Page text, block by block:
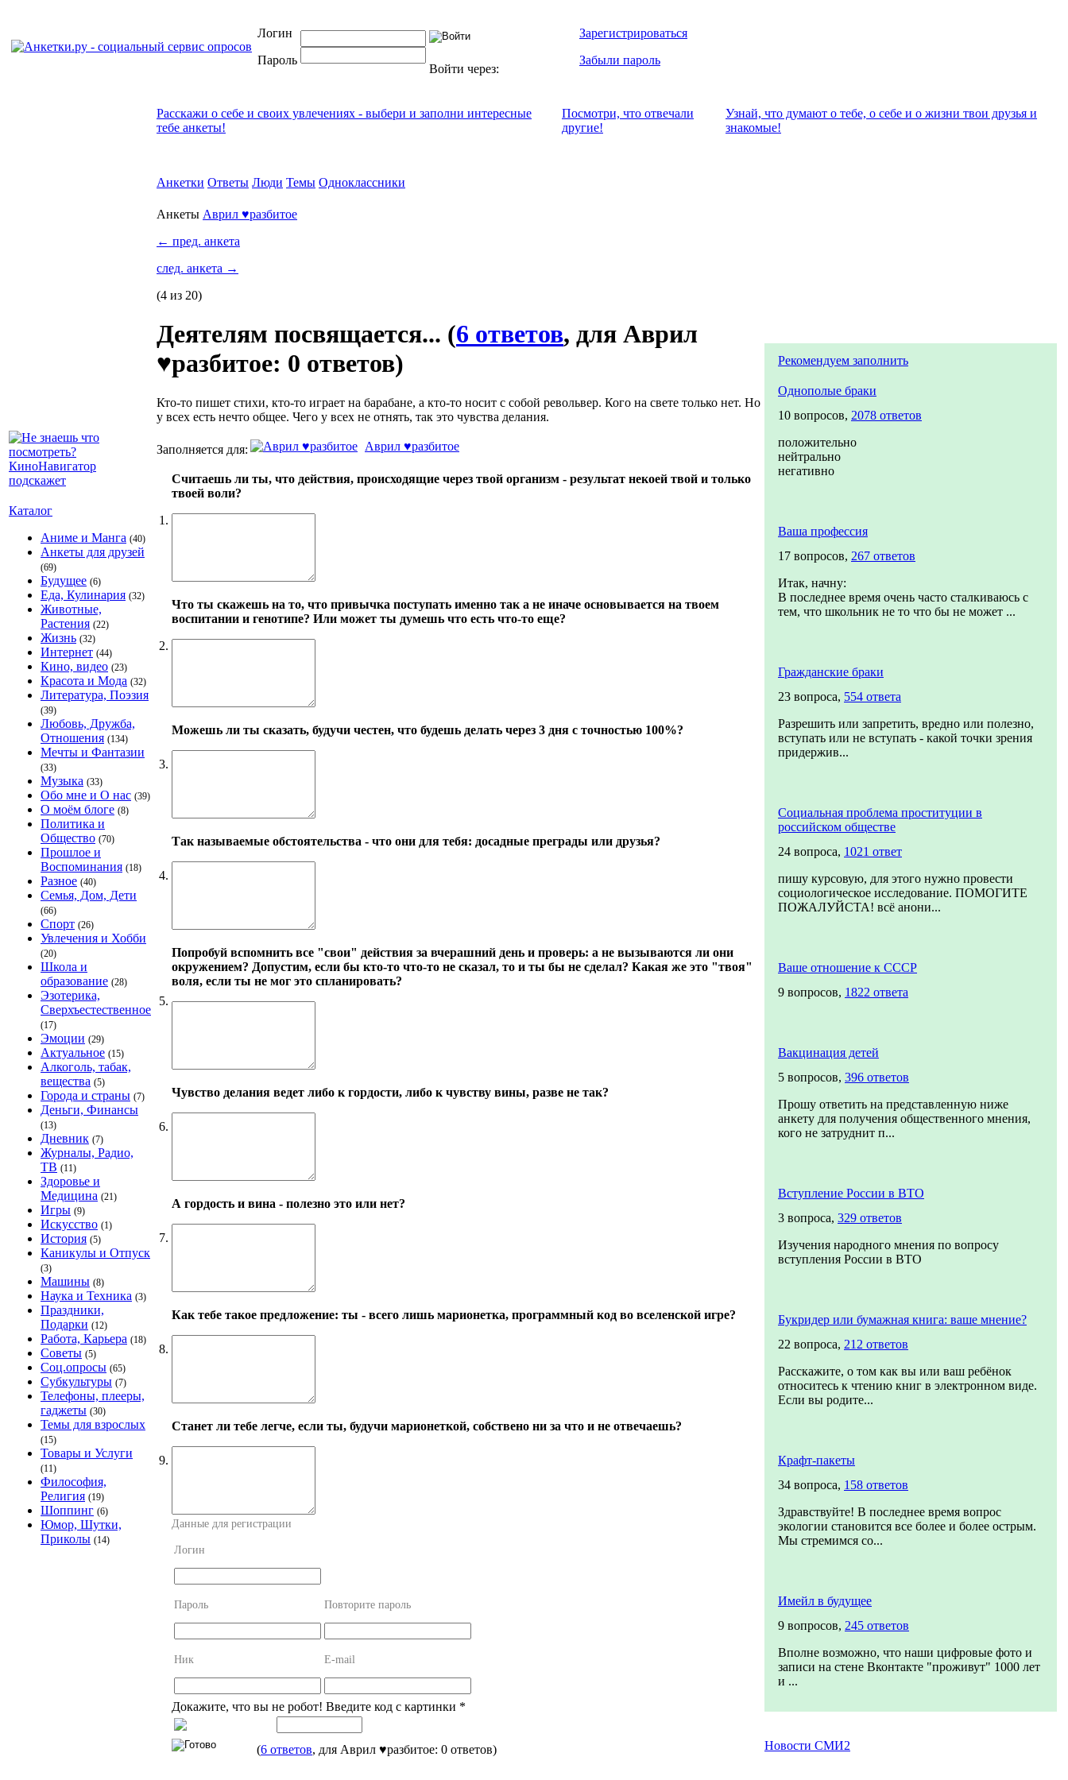
Логин
Пароль
Войти через:
Зарегистрироваться
Забыли пароль
Каталог
Аниме и Манга (40)
Анкеты для друзей
(69)
Будущее (6)
Еда, Кулинария (32)
Животные,
Растения (22)
Жизнь (32)
Интернет (44)
Кино, видео (23)
Красота и Мода (32)
Литература, Поэзия
(39)
Любовь, Дружба,
Отношения (134)
Мечты и Фантазии
(33)
Музыка (33)
Обо мне и О нас (39)
О моём блоге (8)
Политика и
Общество (70)
Прошлое и
Воспоминания (18)
Разное (40)
Семья, Дом, Дети
(66)
Спорт (26)
Увлечения и Хобби
(20)
Школа и
образование (28)
Эзотерика,
Сверхъестественное
(17)
Эмоции (29)
Актуальное (15)
Алкоголь, табак,
вещества (5)
Города и страны (7)
Деньги, Финансы
(13)
Дневник (7)
Журналы, Радио,
ТВ (11)
Здоровье и
Медицина (21)
Игры (9)
Искусство (1)
История (5)
Каникулы и Отпуск
(3)
Машины (8)
Наука и Техника (3)
Праздники,
Подарки (12)
Работа, Карьера (18)
Советы (5)
Соц.опросы (65)
Субкультуры (7)
Телефоны, плееры,
гаджеты (30)
Темы для взрослых
(15)
Товары и Услуги
(11)
Философия,
Религия (19)
Шоппинг (6)
Юмор, Шутки,
Приколы (14)
Расскажи о себе и своих увлечениях - выбери и заполни интересные
тебе анкеты!
Посмотри, что отвeчали
другие!
Узнай, что думают о тебе, о себе и о жизни твои друзья и
знакомые!
Анкетки Ответы Люди Темы Одноклассники
Анкеты Аврил ♥разбитое
← пред. анкета
след. анкета →
(4 из 20)
Деятелям посвящается... (6 ответов, для Аврил
♥разбитое: 0 ответов)
Кто-то пишет стихи, кто-то играет на барабане, а кто-то носит с собой револьвер. Кого на свете только нет. Но
у всех есть нечто общее. Чего у всех не отнять, так это чувства делания.
Заполняется для: Аврил ♥разбитое
1.
Считаешь ли ты, что действия, происходящие через твой организм - результат некоей твой и только
твоей воли?
2.
Что ты скажешь на то, что привычка поступать именно так а не иначе основывается на твоем
воспитании и генотипе? Или может ты думешь что есть что-то еще?
3.
Можешь ли ты сказать, будучи честен, что будешь делать через 3 дня с точностью 100%?
4.
Так называемые обстоятельства - что они для тебя: досадные преграды или друзья?
5.
Попробуй вспомнить все "свои" действия за вчерашний день и проверь: а не вызываются ли они
окружением? Допустим, если бы кто-то что-то не сказал, то и ты бы не сделал? Какая же это "твоя"
воля, если ты не мог это спланировать?
6.
Чувство делания ведет либо к гордости, либо к чувству вины, разве не так?
7.
А гордость и вина - полезно это или нет?
8.
Как тебе такое предложение: ты - всего лишь марионетка, программный код во вселенской игре?
9.
Станет ли тебе легче, если ты, будучи марионеткой, собствено ни за что и не отвечаешь?
Данные для регистрации
Логин
Пароль Повторите пароль
Ник E-mail
Докажите, что вы не робот! Введите код с картинки *
(6 ответов, для Аврил ♥разбитое: 0 ответов)
Рекомендуем заполнить
Однополые браки
10 вопросов, 2078 ответов
положительно
нейтрально
негативно
Ваша профессия
17 вопросов, 267 ответов
Итак, начну:
В последнее время очень часто сталкиваюсь с
тем, что школьник не то что бы не может ...
Гражданские браки
23 вопроса, 554 ответа
Разрешить или запретить, вредно или полезно,
вступать или не вступать - какой точки зрения
придержив...
Социальная проблема проституции в
российском обществе
24 вопроса, 1021 ответ
пишу курсовую, для этого нужно провести
социологическое исследование. ПОМОГИТЕ
ПОЖАЛУЙСТА! всё анони...
Ваше отношение к СССР
9 вопросов, 1822 ответа
Вакцинация детей
5 вопросов, 396 ответов
Прошу ответить на представленную ниже
анкету для получения общественного мнения,
кого не затруднит п...
Вступление России в ВТО
3 вопроса, 329 ответов
Изучения народного мнения по вопросу
вступления России в ВТО
Букридер или бумажная книга: ваше мнение?
22 вопроса, 212 ответов
Расскажите, о том как вы или ваш ребёнок
относитесь к чтению книг в электронном виде.
Если вы родите...
Крафт-пакеты
34 вопроса, 158 ответов
Здравствуйте! В последнее время вопрос
экологии становится все более и более острым.
Мы стремимся со...
Имейл в будущее
9 вопросов, 245 ответов
Вполне возможно, что наши цифровые фото и
записи на стене Вконтакте "проживут" 1000 лет
и ...
Новости СМИ2